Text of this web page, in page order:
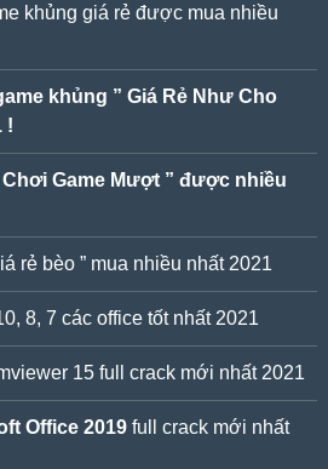
khủng giá rẻ được mua nhiều
khủng ” Giá Rẻ Như Cho
!
Chơi Game Mượt ” được nhiều
rẻ bèo ” mua nhiều nhất 2021
8, 7 các office tốt nhất 2021
15 full crack mới nhất 2021
Office 2019full crack mới nhất